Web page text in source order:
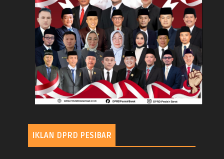
IKLAN DPRD PESIBAR